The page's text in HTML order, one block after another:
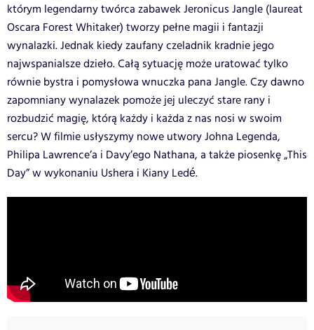
którym legendarny twórca zabawek Jeronicus Jangle (laureat
Oscara Forest Whitaker) tworzy pełne magii i fantazji
wynalazki. Jednak kiedy zaufany czeladnik kradnie jego
najwspanialsze dzieło. Całą sytuację może uratować tylko
równie bystra i pomysłowa wnuczka pana Jangle. Czy dawno
zapomniany wynalazek pomoże jej uleczyć stare rany i
rozbudzić magię, którą każdy i każda z nas nosi w swoim
sercu? W filmie usłyszymy nowe utwory Johna Legenda,
Philipa Lawrence’a i Davy’ego Nathana, a także piosenkę „This
Day” w wykonaniu Ushera i Kiany Ledé.